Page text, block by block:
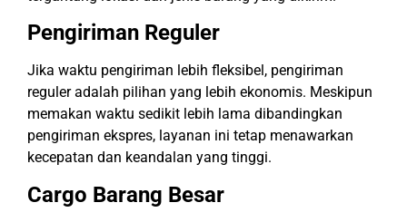
Pengiriman Reguler
Jika waktu pengiriman lebih fleksibel, pengiriman
reguler adalah pilihan yang lebih ekonomis. Meskipun
memakan waktu sedikit lebih lama dibandingkan
pengiriman ekspres, layanan ini tetap menawarkan
kecepatan dan keandalan yang tinggi.
Cargo Barang Besar